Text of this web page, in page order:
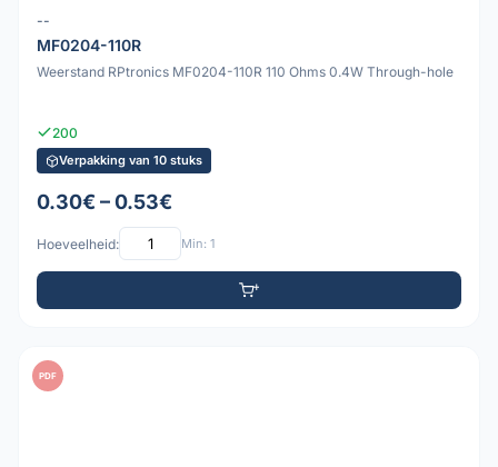
--
MF0204-110R
Weerstand RPtronics MF0204-110R 110 Ohms 0.4W Through-hole
200
Verpakking van 10 stuks
0.30€ – 0.53€
Hoeveelheid: Min: 1
PDF